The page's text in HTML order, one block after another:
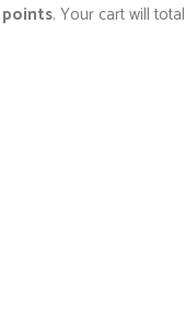
points. Your cart will total